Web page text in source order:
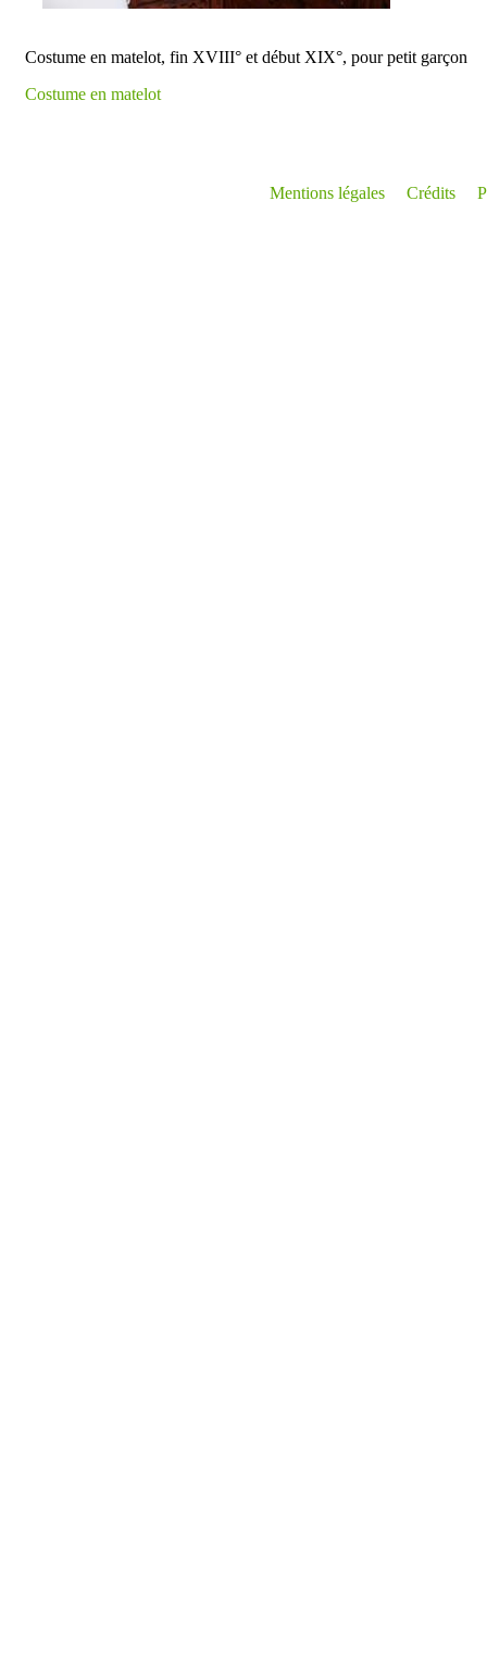
Costume en matelot, fin XVIII° et début XIX°, pour petit garçon
Costume en matelot
Mentions légales Crédits